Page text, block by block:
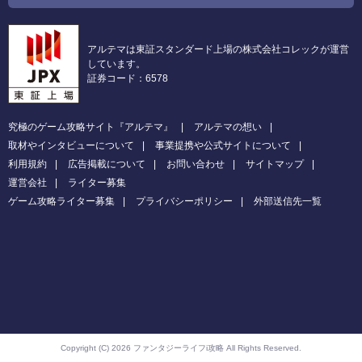
アルテマは東証スタンダード上場の株式会社コレックが運営
しています。
証券コード：6578
究極のゲーム攻略サイト『アルテマ』
アルテマの想い
取材やインタビューについて
事業提携や公式サイトについて
利用規約
広告掲載について お問い合わせ
サイトマップ
運営会社
ライター募集
ゲーム攻略ライター募集
プライバシーポリシー 外部送信先一覧
Copyright (C) 2026 ファンタジーライフi攻略 All Rights Reserved.